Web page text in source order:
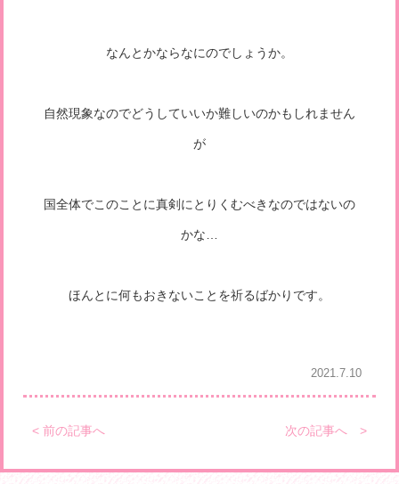
なんとかならなにのでしょうか。
自然現象なのでどうしていいか難しいのかもしれません
が
国全体でこのことに真剣にとりくむべきなのではないの
かな…
ほんとに何もおきないことを祈るばかりです。
2021.7.10
< 前の記事へ 次の記事へ >